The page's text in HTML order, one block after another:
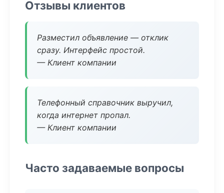
Отзывы клиентов
Разместил объявление — отклик
сразу. Интерфейс простой.
— Клиент компании
Телефонный справочник выручил,
когда интернет пропал.
— Клиент компании
Часто задаваемые вопросы